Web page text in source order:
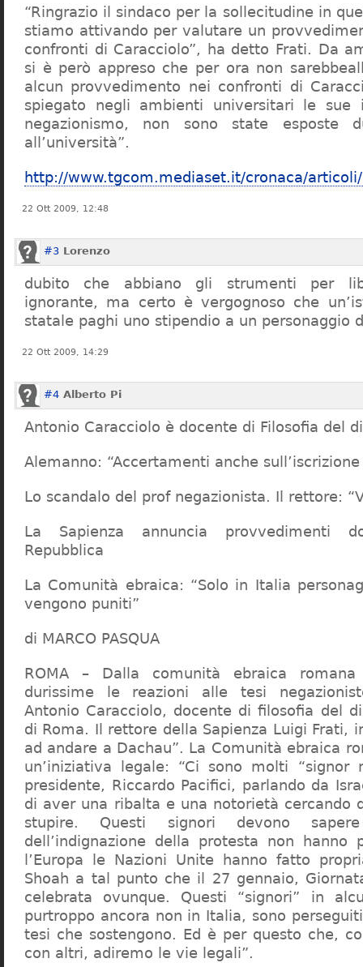
“Ringrazio il sindaco per la sollecitudine in
stiamo attivando per valutare un
confronti di Caracciolo”, ha detto Frati. Da
si è però appreso che per ora non
alcun provvedimento nei confronti di
spiegato negli ambienti universitari le sue
negazionismo, non sono state esposte
all’università”.
http://www.tgcom.mediaset.it/cronaca/
22 Ott 2009, 12:48
#3 Lorenzo
dubito che abbiano gli strumenti per
ignorante, ma certo è vergognoso che
statale paghi uno stipendio a un personaggio
22 Ott 2009, 14:29
#4 Alberto Pi
Antonio Caracciolo è docente di Filosofia del
Alemanno: “Accertamenti anche
Lo scandalo del prof negazionista. Il rettore:
La Sapienza annuncia provvedimenti
Repubblica
La Comunità ebraica: “Solo in Italia
vengono puniti”
di MARCO PASQUA
ROMA – Dalla comunità ebraica
durissime le reazioni alle tesi
Antonio Caracciolo, docente di filosofia del
di Roma. Il rettore della Sapienza Luigi Frati,
ad andare a Dachau”. La Comunità ebraica
un’iniziativa legale: “Ci sono molti “signor
presidente, Riccardo Pacifici, parlando da
di aver una ribalta e una notorietà cercando
stupire. Questi signori devono
dell’indignazione della protesta non hanno
l’Europa le Nazioni Unite hanno fatto
Shoah a tal punto che il 27 gennaio,
celebrata ovunque. Questi “signori” in
purtroppo ancora non in Italia, sono
tesi che sostengono. Ed è per questo che,
con altri, adiremo le vie legali”.